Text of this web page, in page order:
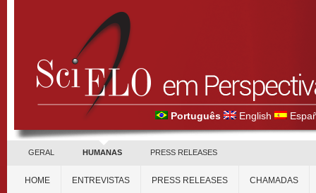
Português English
GERAL HUMANAS PRESS RELEASES
HOME ENTREVISTAS PRESS RELEASES CHAMADAS